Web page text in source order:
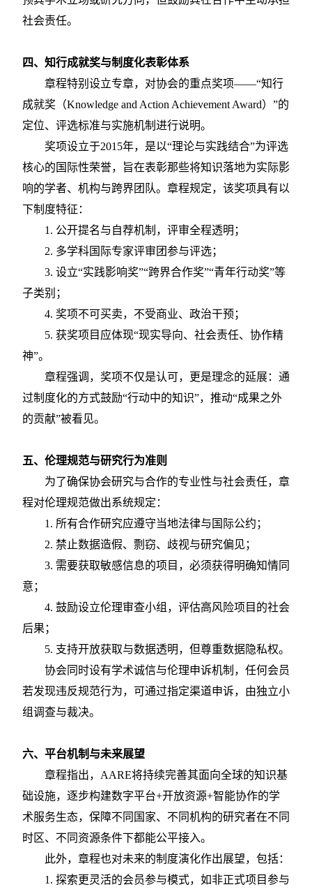
社会责任。
四、知行成就奖与制度化表彰体系
章程特别设立专章，对协会的重点奖项——“知行
成就奖（Knowledge and Action Achievement Award）”的
定位、评选标准与实施机制进行说明。
奖项设立于2015年，是以“理论与实践结合”为评选
核心的国际性荣誉，旨在表彰那些将知识落地为实际影
响的学者、机构与跨界团队。章程规定，该奖项具有以
下制度特征：
1. 公开提名与自荐机制，评审全程透明；
2. 多学科国际专家评审团参与评选；
3. 设立“实践影响奖”“跨界合作奖”“青年行动奖”等
子类别；
4. 奖项不可买卖，不受商业、政治干预；
5. 获奖项目应体现“现实导向、社会责任、协作精
神”。
章程强调，奖项不仅是认可，更是理念的延展：通
过制度化的方式鼓励“行动中的知识”，推动“成果之外
的贡献”被看见。
五、伦理规范与研究行为准则
为了确保协会研究与合作的专业性与社会责任，章
程对伦理规范做出系统规定：
1. 所有合作研究应遵守当地法律与国际公约；
2. 禁止数据造假、剽窃、歧视与研究偏见；
3. 需要获取敏感信息的项目，必须获得明确知情同
意；
4. 鼓励设立伦理审查小组，评估高风险项目的社会
后果；
5. 支持开放获取与数据透明，但尊重数据隐私权。
协会同时设有学术诚信与伦理申诉机制，任何会员
若发现违反规范行为，可通过指定渠道申诉，由独立小
组调查与裁决。
六、平台机制与未来展望
章程指出， AARE将持续完善其面向全球的知识基
础设施，逐步构建数字平台+开放资源+智能协作的学
术服务生态，保障不同国家、不同机构的研究者在不同
时区、不同资源条件下都能公平接入。
此外，章程也对未来的制度演化作出展望，包括：
1. 探索更灵活的会员参与模式，如非正式项目参与